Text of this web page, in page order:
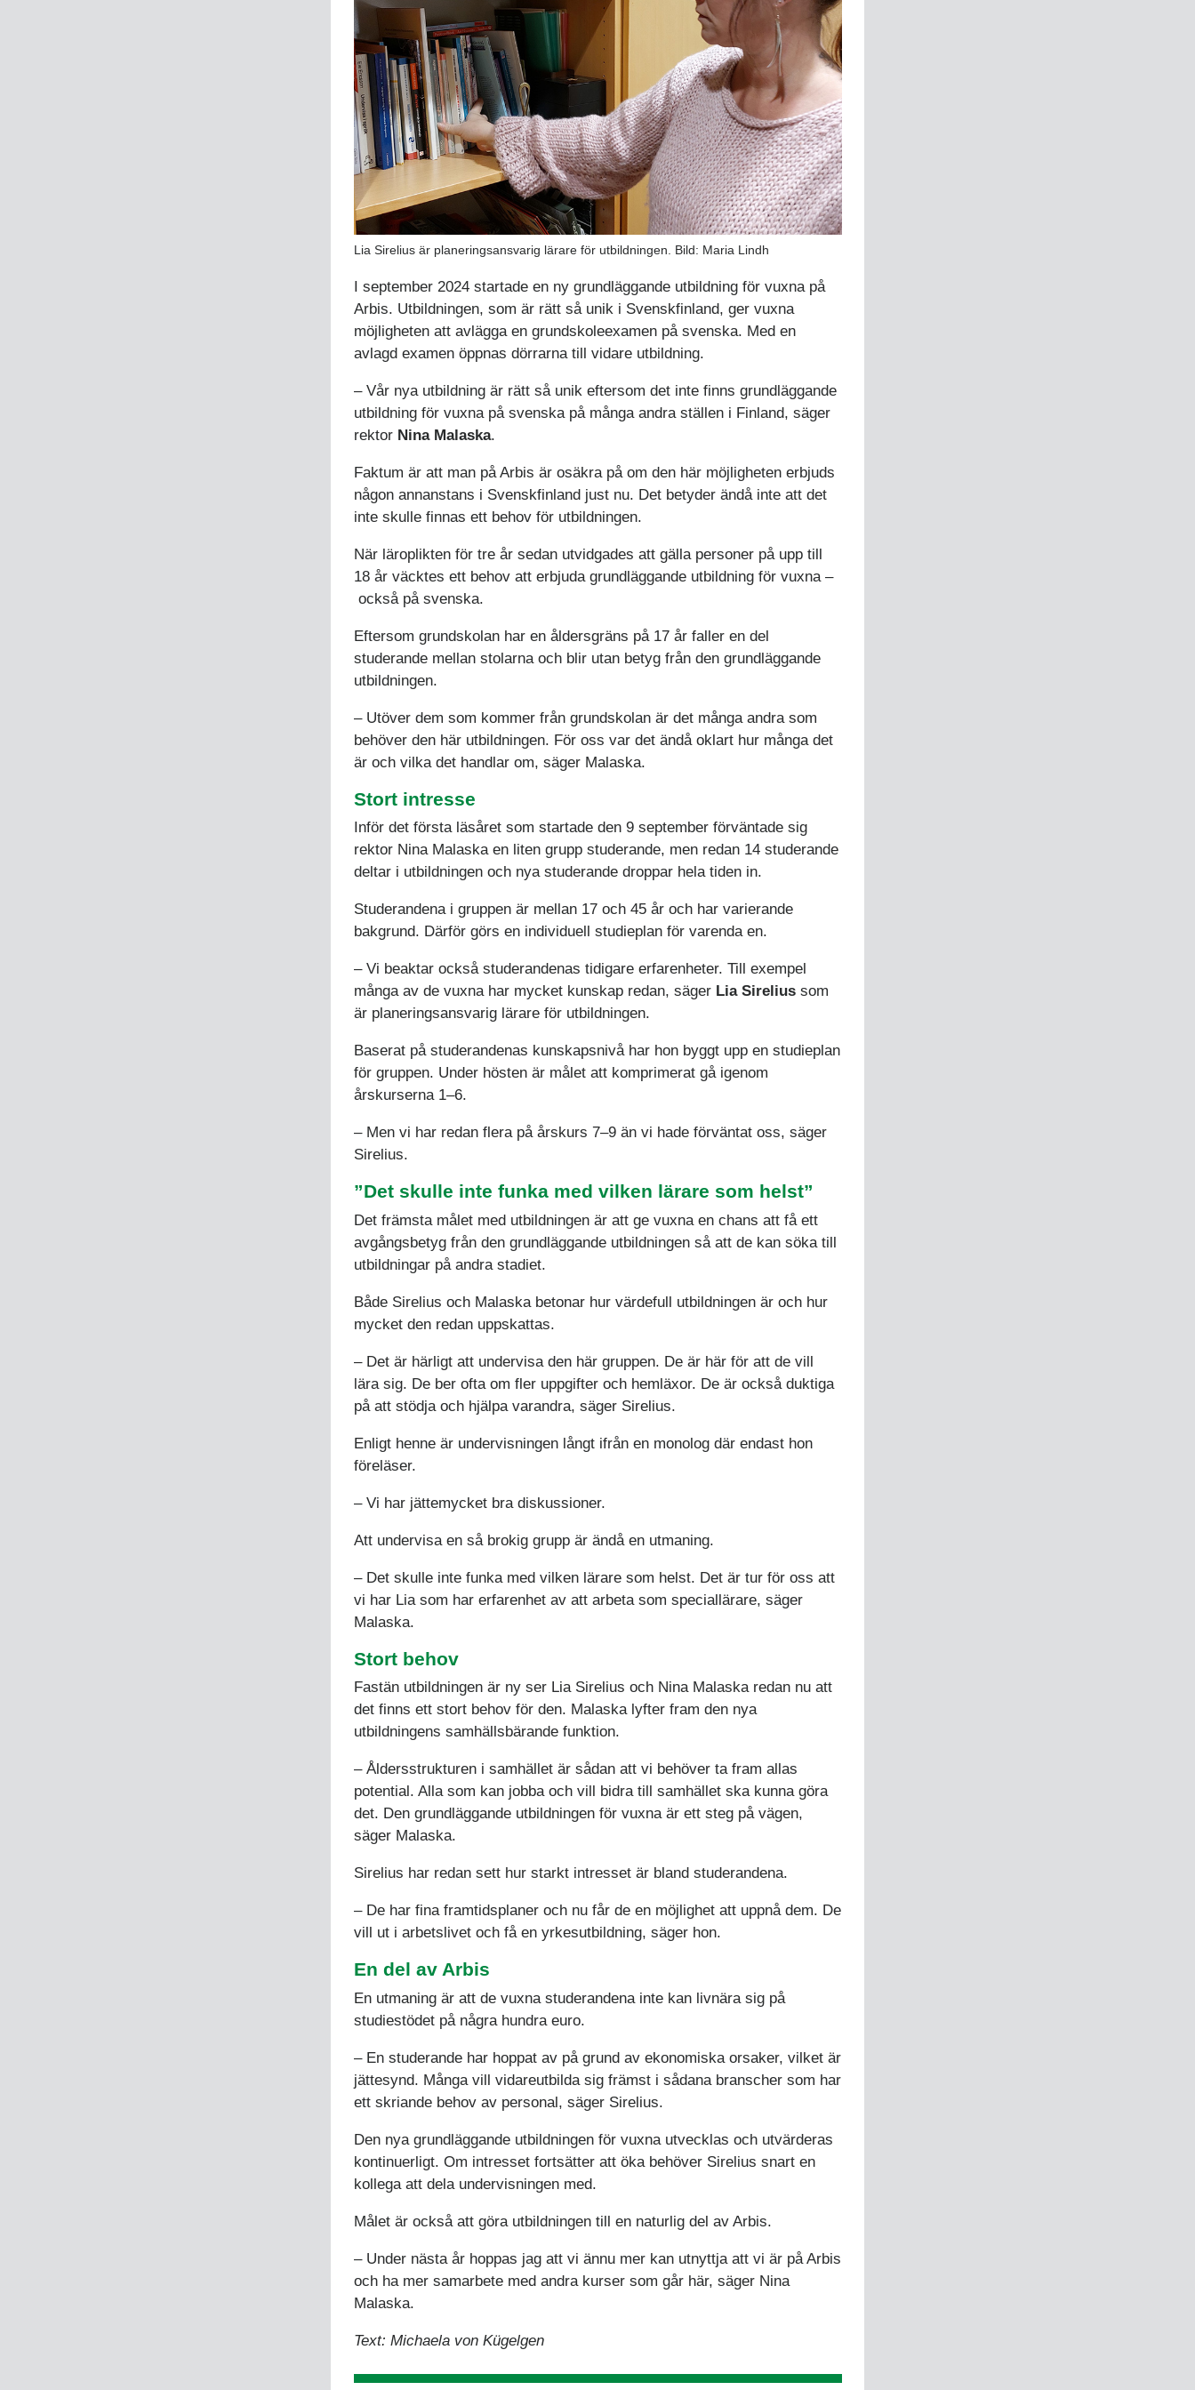
Lia Sirelius är planeringsansvarig lärare för utbildningen. Bild: Maria Lindh
I september 2024 startade en ny grundläggande utbildning för vuxna på
Arbis. Utbildningen, som är rätt så unik i Svenskfinland, ger vuxna
möjligheten att avlägga en grundskoleexamen på svenska. Med en
avlagd examen öppnas dörrarna till vidare utbildning.
– Vår nya utbildning är rätt så unik eftersom det inte finns grundläggande
utbildning för vuxna på svenska på många andra ställen i Finland, säger
rektor Nina Malaska.
Faktum är att man på Arbis är osäkra på om den här möjligheten erbjuds
någon annanstans i Svenskfinland just nu. Det betyder ändå inte att det
inte skulle finnas ett behov för utbildningen.
När läroplikten för tre år sedan utvidgades att gälla personer på upp till
18 år väcktes ett behov att erbjuda grundläggande utbildning för vuxna –
också på svenska.
Eftersom grundskolan har en åldersgräns på 17 år faller en del
studerande mellan stolarna och blir utan betyg från den grundläggande
utbildningen.
– Utöver dem som kommer från grundskolan är det många andra som
behöver den här utbildningen. För oss var det ändå oklart hur många det
är och vilka det handlar om, säger Malaska.
Stort intresse
Inför det första läsåret som startade den 9 september förväntade sig
rektor Nina Malaska en liten grupp studerande, men redan 14 studerande
deltar i utbildningen och nya studerande droppar hela tiden in.
Studerandena i gruppen är mellan 17 och 45 år och har varierande
bakgrund. Därför görs en individuell studieplan för varenda en.
– Vi beaktar också studerandenas tidigare erfarenheter. Till exempel
många av de vuxna har mycket kunskap redan, säger Lia Sireliussom
är planeringsansvarig lärare för utbildningen.
Baserat på studerandenas kunskapsnivå har hon byggt upp en studieplan
för gruppen. Under hösten är målet att komprimerat gå igenom
årskurserna 1–6.
– Men vi har redan flera på årskurs 7–9 än vi hade förväntat oss, säger
Sirelius.
”Det skulle inte funka med vilken lärare som helst”
Det främsta målet med utbildningen är att ge vuxna en chans att få ett
avgångsbetyg från den grundläggande utbildningen så att de kan söka till
utbildningar på andra stadiet.
Både Sirelius och Malaska betonar hur värdefull utbildningen är och hur
mycket den redan uppskattas.
– Det är härligt att undervisa den här gruppen. De är här för att de vill
lära sig. De ber ofta om fler uppgifter och hemläxor. De är också duktiga
på att stödja och hjälpa varandra, säger Sirelius.
Enligt henne är undervisningen långt ifrån en monolog där endast hon
föreläser.
– Vi har jättemycket bra diskussioner.
Att undervisa en så brokig grupp är ändå en utmaning.
– Det skulle inte funka med vilken lärare som helst. Det är tur för oss att
vi har Lia som har erfarenhet av att arbeta som speciallärare, säger
Malaska.
Stort behov
Fastän utbildningen är ny ser Lia Sirelius och Nina Malaska redan nu att
det finns ett stort behov för den. Malaska lyfter fram den nya
utbildningens samhällsbärande funktion.
– Åldersstrukturen i samhället är sådan att vi behöver ta fram allas
potential. Alla som kan jobba och vill bidra till samhället ska kunna göra
det. Den grundläggande utbildningen för vuxna är ett steg på vägen,
säger Malaska.
Sirelius har redan sett hur starkt intresset är bland studerandena.
– De har fina framtidsplaner och nu får de en möjlighet att uppnå dem. De
vill ut i arbetslivet och få en yrkesutbildning, säger hon.
En del av Arbis
En utmaning är att de vuxna studerandena inte kan livnära sig på
studiestödet på några hundra euro.
– En studerande har hoppat av på grund av ekonomiska orsaker, vilket är
jättesynd. Många vill vidareutbilda sig främst i sådana branscher som har
ett skriande behov av personal, säger Sirelius.
Den nya grundläggande utbildningen för vuxna utvecklas och utvärderas
kontinuerligt. Om intresset fortsätter att öka behöver Sirelius snart en
kollega att dela undervisningen med.
Målet är också att göra utbildningen till en naturlig del av Arbis.
– Under nästa år hoppas jag att vi ännu mer kan utnyttja att vi är på Arbis
och ha mer samarbete med andra kurser som går här, säger Nina
Malaska.
Text: Michaela von Kügelgen